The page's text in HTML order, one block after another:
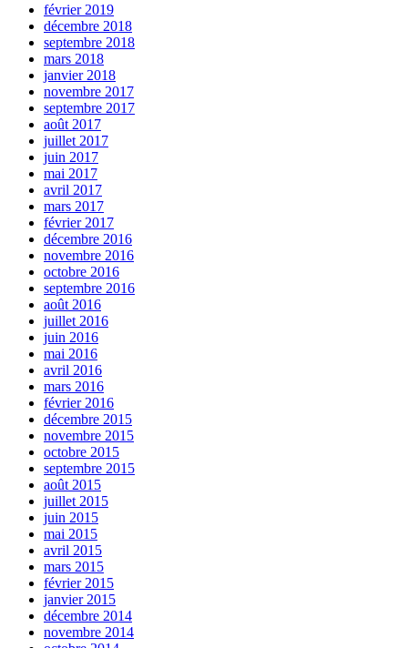
février 2019
décembre 2018
septembre 2018
mars 2018
janvier 2018
novembre 2017
septembre 2017
août 2017
juillet 2017
juin 2017
mai 2017
avril 2017
mars 2017
février 2017
décembre 2016
novembre 2016
octobre 2016
septembre 2016
août 2016
juillet 2016
juin 2016
mai 2016
avril 2016
mars 2016
février 2016
décembre 2015
novembre 2015
octobre 2015
septembre 2015
août 2015
juillet 2015
juin 2015
mai 2015
avril 2015
mars 2015
février 2015
janvier 2015
décembre 2014
novembre 2014